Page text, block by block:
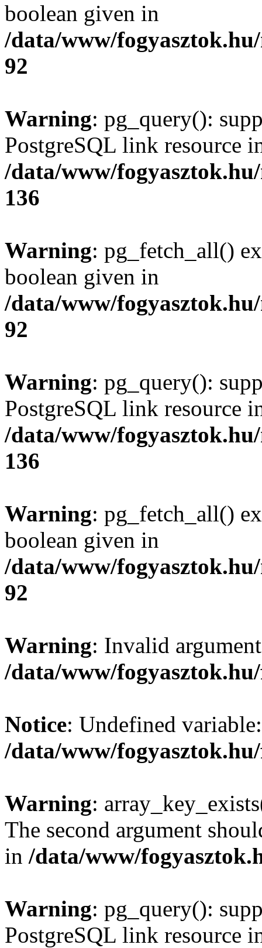
boolean given in
/data/www/
92
Warning: pg_query():
PostgreSQL link resource
/data/www/
136
Warning: pg_fetch_all()
boolean given in
/data/www/
92
Warning: pg_query():
PostgreSQL link resource
/data/www/
136
Warning: pg_fetch_all()
boolean given in
/data/www/
92
Warning: Invalid
/data/www/
Notice: Undefined
/data/www/
Warning:
The second argument
in /data/www/
Warning: pg_query():
PostgreSQL link resource